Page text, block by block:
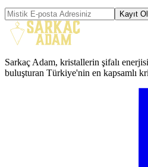
Kayıt Ol
Sarkaç Adam, kristallerin şifalı
buluşturan Türkiye'nin en kapsamlı